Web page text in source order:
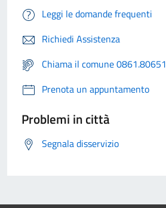
Leggi le domande frequenti
Richiedi Assistenza
Chiama il comune 0861.80651
Prenota un appuntamento
Problemi in città
Segnala disservizio